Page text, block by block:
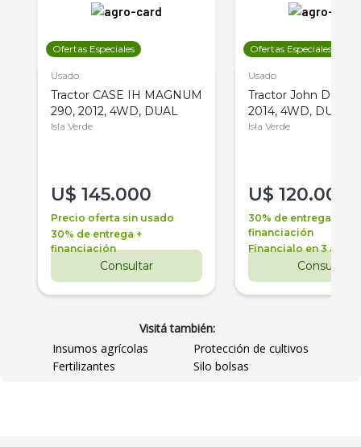
Ofertas Especiales
Usado
Tractor CASE IH MAGNUM
290, 2012, 4WD, DUAL
Isla Verde
U$ 145.000
Precio oferta sin usado
30% de entrega +
financiación
Consultar
Ofertas Especiales
Usado
Tractor John Deere
2014, 4WD, DUAL
Isla Verde
U$ 120.000
30% de entrega +
financiación
Financialo en 3 años
Consultar
Visitá también:
Insumos agrícolas
Protección de cultivos
Fertilizantes
Silo bolsas